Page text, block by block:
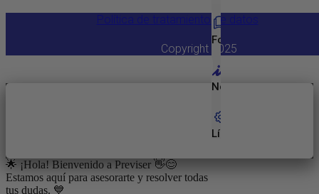
Folletos
Nosotros
Línea
Política de tratamiento de datos
Copyright 2025
🌟 ¡Hola! Bienvenido a Previser 👋😊
Estamos aquí para asesorarte y resolver todas
tus dudas. 💙